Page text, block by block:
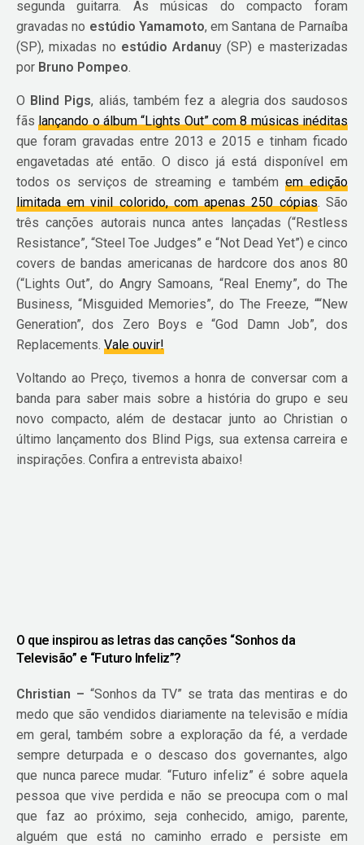
segunda guitarra. As músicas do compacto foram
gravadas no estúdio Yamamoto, em Santana de Parnaíba
(SP), mixadas no estúdio Ardanuy (SP) e masterizadas
por Bruno Pompeo.
O Blind Pigs, aliás, também fez a alegria dos saudosos
fãs lançando o álbum “Lights Out” com 8 músicas inéditas
que foram gravadas entre 2013 e 2015 e tinham ficado
engavetadas até então. O disco já está disponível em
todos os serviços de streaming e também em edição
limitada em vinil colorido, com apenas 250 cópias. São
três canções autorais nunca antes lançadas (“Restless
Resistance”, “Steel Toe Judges” e “Not Dead Yet”) e cinco
covers de bandas americanas de hardcore dos anos 80
(“Lights Out”, do Angry Samoans, “Real Enemy”, do The
Business, “Misguided Memories”, do The Freeze, ““New
Generation”, dos Zero Boys e “God Damn Job”, dos
Replacements.Vale ouvir!
Voltando ao Preço, tivemos a honra de conversar com a
banda para saber mais sobre a história do grupo e seu
novo compacto, além de destacar junto ao Christian o
último lançamento dos Blind Pigs, sua extensa carreira e
inspirações. Confira a entrevista abaixo!
O que inspirou as letras das canções “Sonhos da
Televisão” e “Futuro Infeliz”?
Christian – “Sonhos da TV” se trata das mentiras e do
medo que são vendidos diariamente na televisão e mídia
em geral, também sobre a exploração da fé, a verdade
sempre deturpada e o descaso dos governantes, algo
que nunca parece mudar. “Futuro infeliz” é sobre aquela
pessoa que vive perdida e não se preocupa com o mal
que faz ao próximo, seja conhecido, amigo, parente,
alguém que está no caminho errado e persiste em